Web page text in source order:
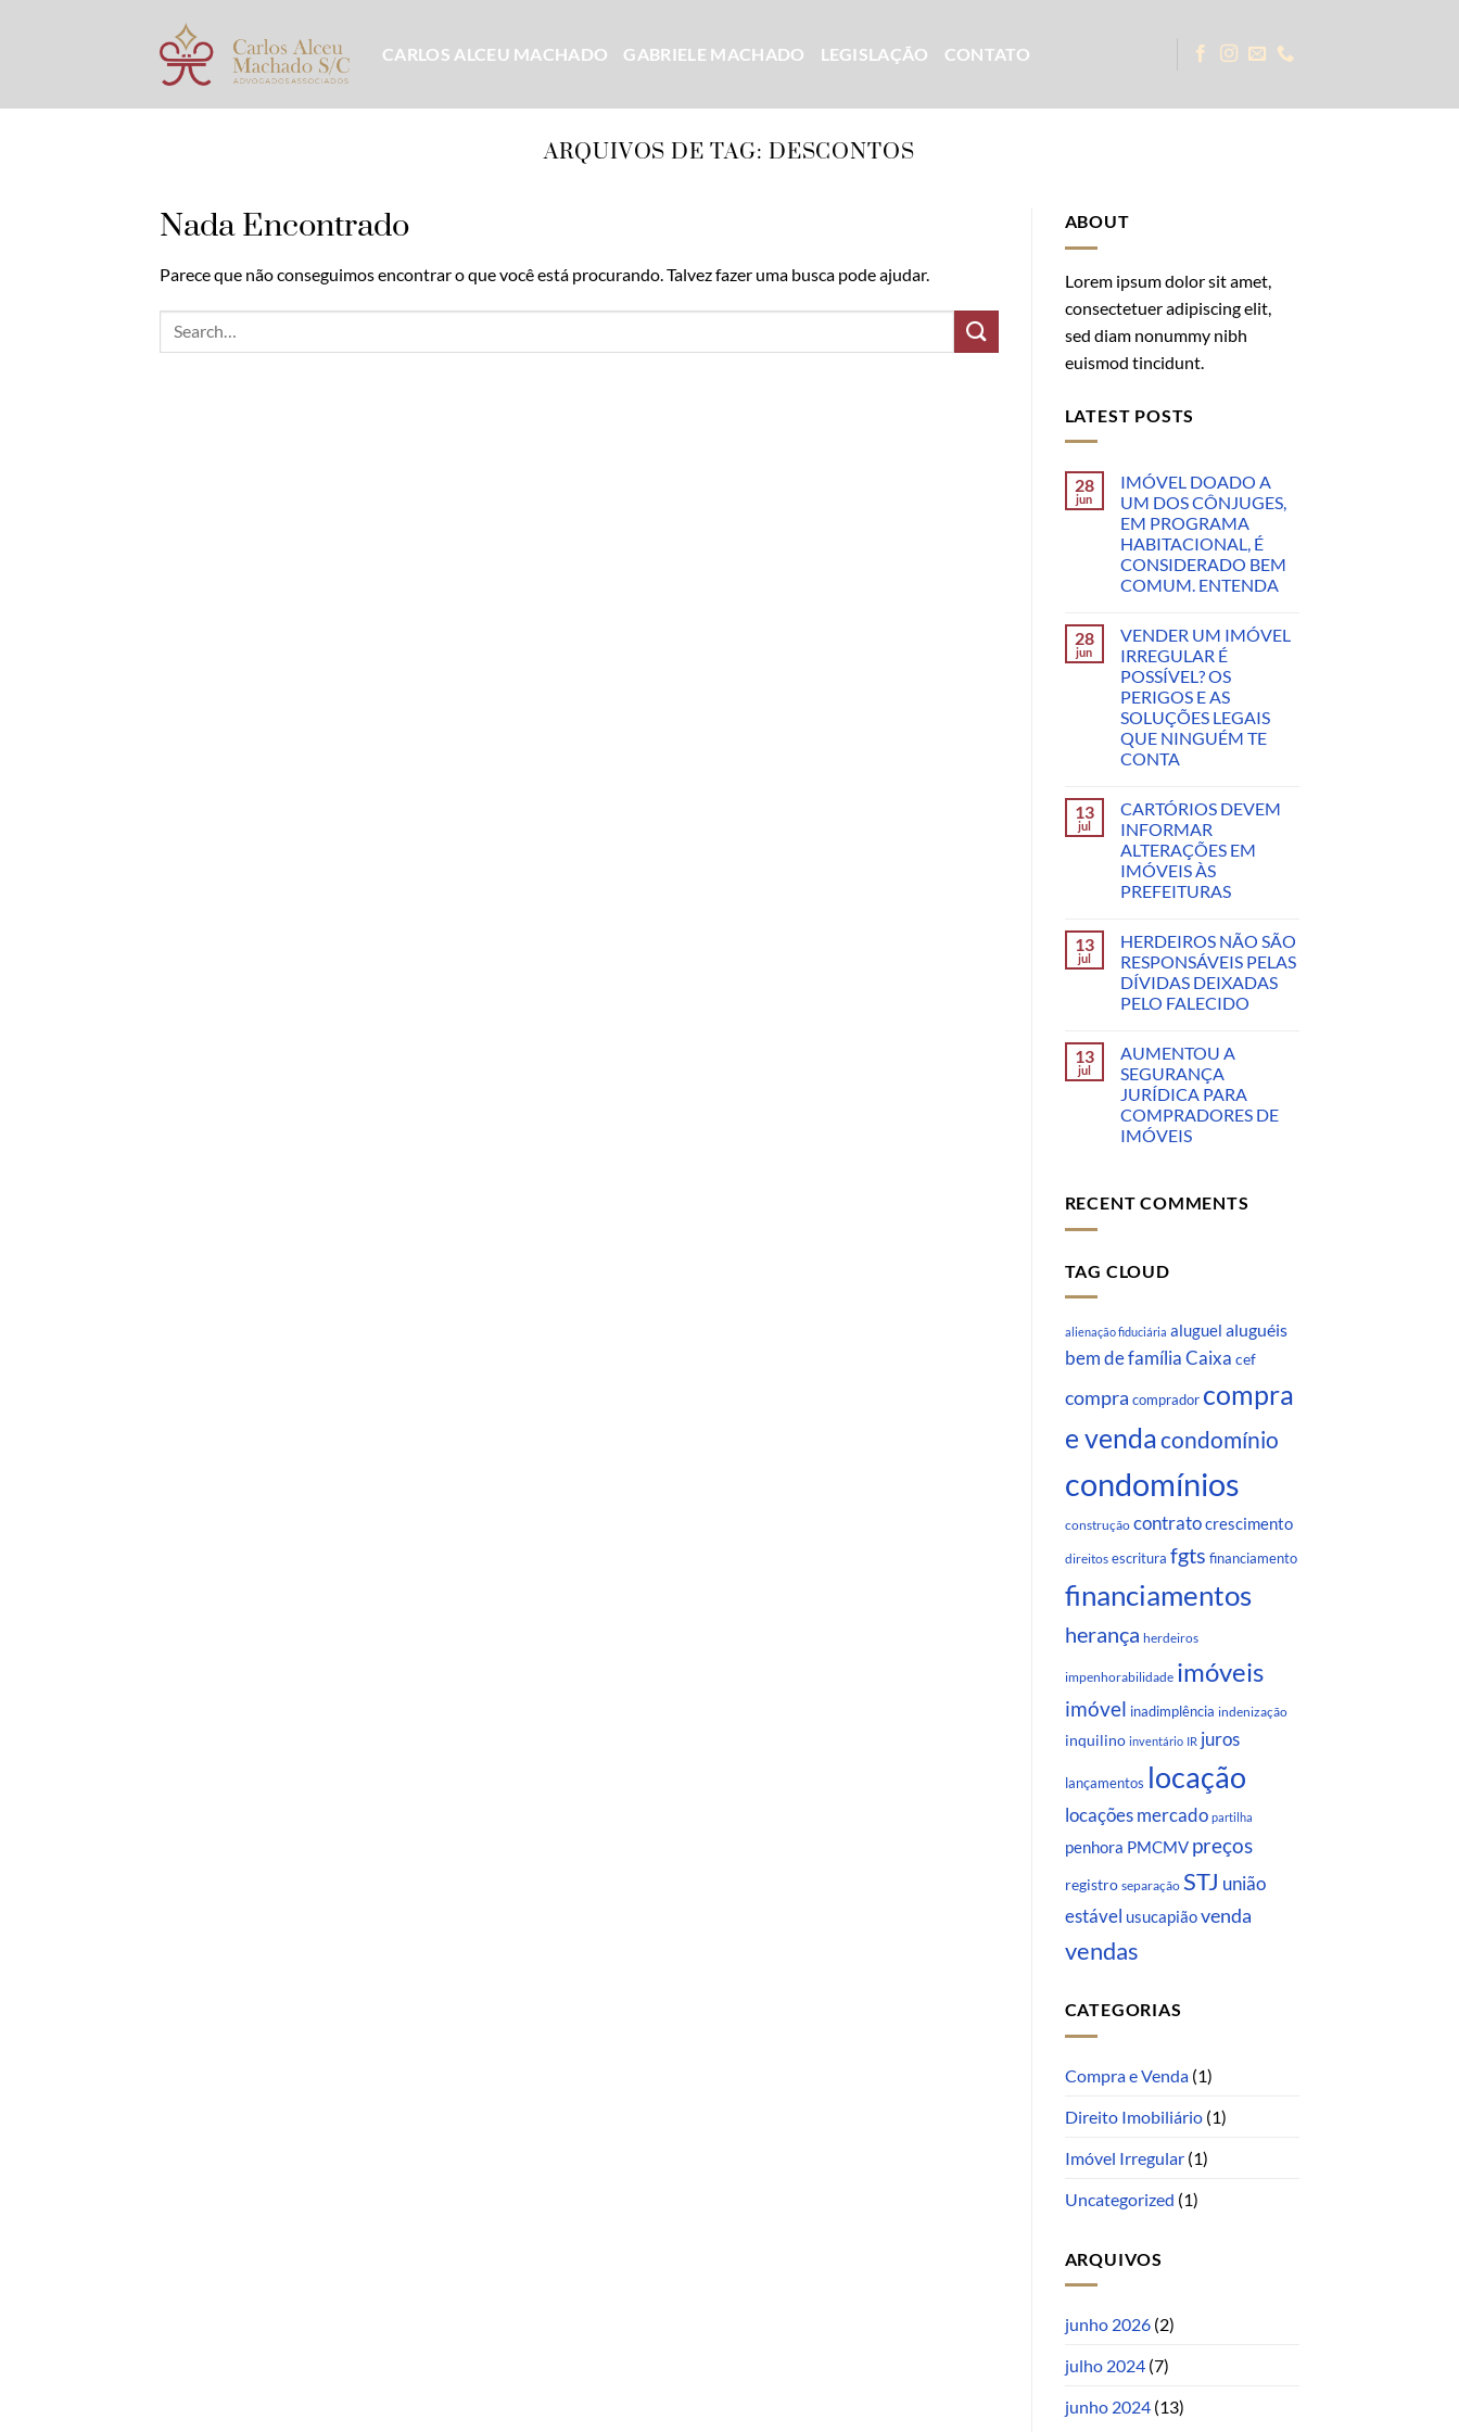
CARLOS ALCEU MACHADO GABRIELE MACHADO LEGISLAÇÃO CONTATO
ARQUIVOS DE TAG: DESCONTOS
Nada Encontrado
Parece que não conseguimos encontrar o que você está procurando. Talvez fazer uma busca pode ajudar.
ABOUT
Lorem ipsum dolor sit amet,
consectetuer adipiscing elit,
sed diam nonummy nibh
euismod tincidunt.
LATEST POSTS
28
jun
IMÓVEL DOADO A
UM DOS CÔNJUGES,
EM PROGRAMA
HABITACIONAL, É
CONSIDERADO BEM
COMUM. ENTENDA
28
jun
VENDER UM IMÓVEL
IRREGULAR É
POSSÍVEL? OS
PERIGOS E AS
SOLUÇÕES LEGAIS
QUE NINGUÉM TE
CONTA
13
jul
CARTÓRIOS DEVEM
INFORMAR
ALTERAÇÕES EM
IMÓVEIS ÀS
PREFEITURAS
13
jul
HERDEIROS NÃO SÃO
RESPONSÁVEIS PELAS
DÍVIDAS DEIXADAS
PELO FALECIDO
13
jul
AUMENTOU A
SEGURANÇA
JURÍDICA PARA
COMPRADORES DE
IMÓVEIS
RECENT COMMENTS
TAG CLOUD
alienação fiduciária aluguel aluguéis
bem de família Caixa cef
compra comprador compra
e vendacondomínio
condomínios
construção contratocrescimento
direitos escritura fgts financiamento
financiamentos
herança herdeiros
impenhorabilidade imóveis
imóvel inadimplência indenização
inquilino inventário IR juros
lançamentos locação
locações mercado partilha
penhora PMCMV preços
registro separação STJ união
estável usucapiãovenda
vendas
CATEGORIAS
Compra e Venda(1)
Direito Imobiliário(1)
Imóvel Irregular(1)
Uncategorized (1)
ARQUIVOS
junho 2026(2)
julho 2024(7)
junho 2024(13)